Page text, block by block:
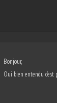
Bonjour,
Oui bien entendu